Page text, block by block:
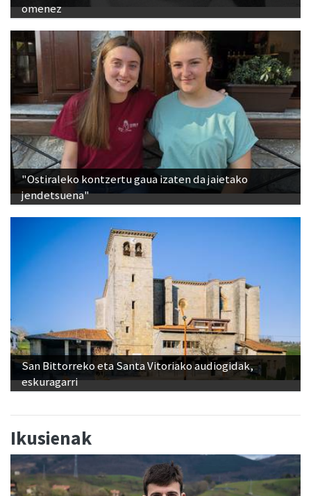
"Ostiraleko kontzertu gaua izaten da jaietako
jendetsuena"
San Bittorreko eta Santa Vitoriako audiogidak,
eskuragarri